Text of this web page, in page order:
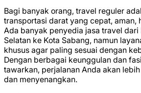
Bagi banyak orang, travel reguler
transportasi darat yang cepat, aman,
Ada banyak penyedia jasa travel
Selatan ke Kota Sabang, namun
khusus agar paling sesuai dengan
Dengan berbagai keunggulan dan
tawarkan, perjalanan Anda akan
dan menyenangkan.